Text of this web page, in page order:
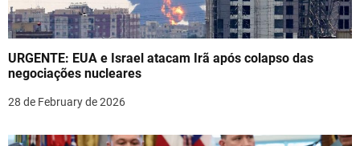
a
t
i
o
n
URGENTE: EUA e Israel atacam Irã após colapso das
negociações nucleares
28 de February de 2026